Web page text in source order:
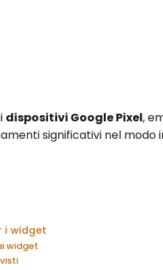
dispositivi Google Pixel,
significativi nel modo
i widget
widget